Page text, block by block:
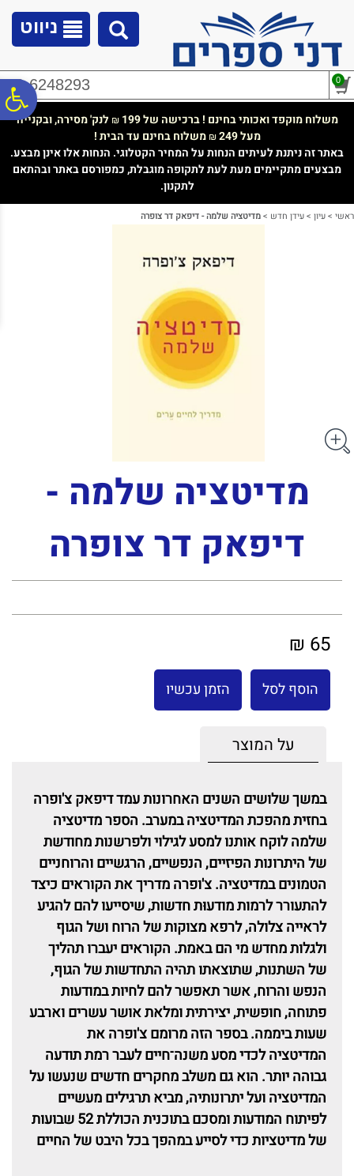
נגישות
ניווט
02-6248293 0
משלוח מוקפד ואכותי בחינם ! ברכישה של 199 ₪ לנק' מסירה, ובקנייה
מעל 249
₪משלוח בחינם עד הבית !
באתר זה ניתנת לעיתים הנחות על המחיר הקטלוגי. הנחות אלו אינן מבצע.
מבצעים מתקיימים מעת לעת לתקופה מוגבלת, כמפורסם באתר ובהתאם
לתקנון.
ראשי >עיון >עידן חדש >מדיטציה שלמה - דיפאק דר צופרה
מדיטציה שלמה -
דיפאק דר צופרה
65 ₪
הוסף לסל הזמן עכשיו
על המוצר
במשך שלושים השנים האחרונות עמד דיפאק צ'ופרה
בחזית מהפכת המדיטציה במערב. הספר מדיטציה
שלמה לוקח אותנו למסע לגילוי ולפרשנות מחודשת
של היתרונות הפיזיים, הנפשיים, הרגשיים והרוחניים
הטמונים במדיטציה.צ'ופרה מדריך את הקוראים כיצד
להתעורר לרמות מודעוּת חדשות,שיסייעו להם להגיע
לראייה צלולה, לרפא מצוקות של הרוח ושל הגוף
ולגלות מחדש מי הם באמת. הקוראים יעברו תהליך
של השתנות, שתוצאתו תהיה התחדשות של הגוף,
הנפש והרוח, אשר תאפשר להם לחיות במודעות
פתוחה,חופשית, יצירתית ומלאת אושר עשרים וארבע
שעות ביממה.בספר הזה מרומם צ'ופרה את
המדיטציה לכדי מסע משנה־חיים לעבר רמת תודעה
גבוהה יותר. הוא גם משלב מחקרים חדשים שנעשו על
המדיטציה ועל יתרונותיה, מביא תרגילים מעשיים
לפיתוח המודעות ומסכם בתוכנית הכוללת 52 שבועות
של מדיטציות כדי לסייע במהפך בכל היבט של החיים